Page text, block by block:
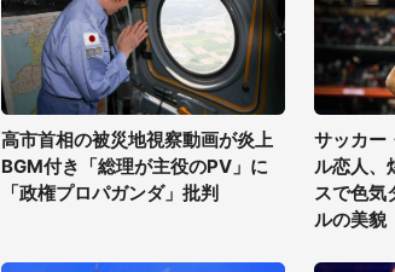
高市首相の被災地視察動画が炎上
BGM付き「総理が主役のPV」に
「政権プロパガンダ」批判
サッカー
ル恋人、
スで色気
ルの美貌